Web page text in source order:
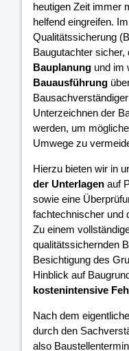
heutigen Zeit immer
helfend eingreifen.
Qualitätssicherung
Baugutachter sicher,
Bauplanung und im
Bauausführung
Unterzeichnen der
werden, um mögliche
Umwege zu
Hierzu bieten wir in
der Unterlagen auf
sowie eine
fachtechnischer und
Zu einem
qualitätssichernden
Besichtigung des
Hinblick auf
kostenintensive
Nach dem
durch den
also